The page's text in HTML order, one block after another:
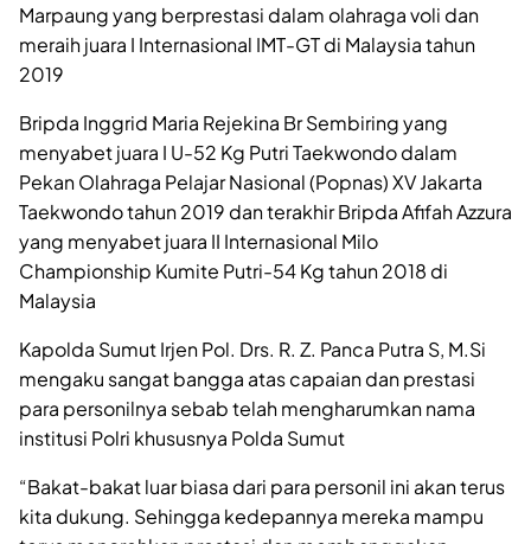
Marpaung yang berprestasi dalam olahraga voli dan
meraih juara I Internasional IMT-GT di Malaysia tahun
2019
Bripda Inggrid Maria Rejekina Br Sembiring yang
menyabet juara I U-52 Kg Putri Taekwondo dalam
Pekan Olahraga Pelajar Nasional (Popnas) XV Jakarta
Taekwondo tahun 2019 dan terakhir Bripda Afifah Azzura
yang menyabet juara II Internasional Milo
Championship Kumite Putri-54 Kg tahun 2018 di
Malaysia
Kapolda Sumut Irjen Pol. Drs. R. Z. Panca Putra S, M.Si
mengaku sangat bangga atas capaian dan prestasi
para personilnya sebab telah mengharumkan nama
institusi Polri khususnya Polda Sumut
“Bakat-bakat luar biasa dari para personil ini akan terus
kita dukung. Sehingga kedepannya mereka mampu